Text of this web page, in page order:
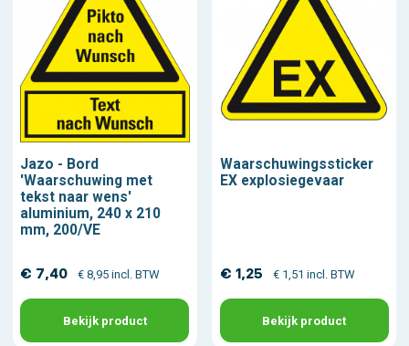
Jazo - Bord
'Waarschuwing met
tekst naar wens'
aluminium, 240 x 210
mm, 200/VE
€ 7,40 € 8,95 incl. BTW
Bekijk product
Waarschuwingssticker
EX explosiegevaar
€ 1,25 € 1,51 incl. BTW
Bekijk product